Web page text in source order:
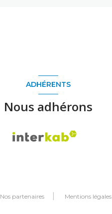
ADHÉRENTS
Nous adhérons
Nos partenaires Mentions légales